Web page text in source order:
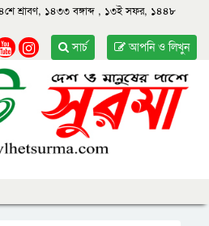
শ্রাবণ, ১৪৩৩ বঙ্গাব্দ , ১৩ই সফর, ১৪৪৮
আপনি ও লিখুন
সার্চ